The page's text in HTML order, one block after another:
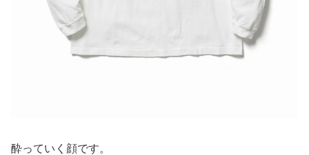
酔っていく顔です。